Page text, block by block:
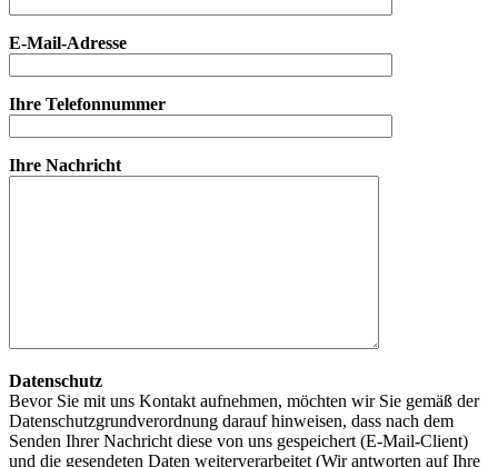
E-Mail-Adresse
Ihre Telefonnummer
Ihre Nachricht
Datenschutz
Bevor Sie mit uns Kontakt aufnehmen, möchten wir Sie gemäß der
Datenschutzgrundverordnung darauf hinweisen, dass nach dem
Senden Ihrer Nachricht diese von uns gespeichert (E-Mail-Client)
und die gesendeten Daten weiterverarbeitet (Wir antworten auf Ihre